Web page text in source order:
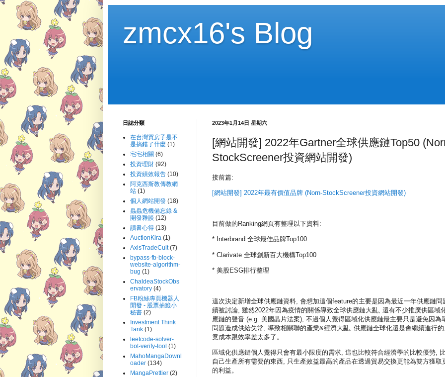
zmcx16's Blog
2023年1月14日 星期六
[網站開發] 2022年Gartner全球供應鏈Top50
StockScreener投資網站開發)
接前篇:
[網站開發] 2022年最有價值品牌 (Norn-StockScreener投資網站開發)
目前做的Ranking網頁有整理以下資料:
* Interbrand 全球最佳品牌Top100
* Clarivate 全球創新百大機構Top100
* 美股ESG排行整理
這次決定新增全球供應鏈資料, 會想加這個feature的主要是因為最近一年供應鏈問
續被討論, 雖然2022年因為疫情的關係導致全球供應鏈大亂, 還有不少推廣供區域
應鏈的聲音 (e.g. 美國晶片法案), 不過個人覺得區域化供應鏈最主要只是避免因為
問題造成供給失常, 導致相關聯的產業&經濟大亂, 供應鏈全球化還是會繼續進行
竟成本跟效率差太多了。
區域化供應鏈個人覺得只會有最小限度的需求, 這也比較符合經濟學的比較優勢,
自己生產所有需要的東西, 只生產效益最高的產品在透過貿易交換更能為雙方獲取
的利益。
日誌分類
在台灣買房子是不
是搞錯了什麼 (1)
宅宅相關 (6)
投資理財 (92)
投資績效報告 (10)
阿克西斯教傳教網
站 (1)
個人網站開發 (18)
蟲蟲危機備忘錄 &
開發雜談 (12)
讀書心得 (13)
AuctionKira (1)
AxisTradeCult (7)
bypass-fb-block-
website-algorithm-
bug (1)
ChaldeaStockObs
ervatory (4)
FB粉絲專頁機器人
開發 - 股票抽籤小
秘書 (2)
Investment Think
Tank (1)
leetcode-solver-
bot-verify-tool (1)
MahoMangaDownl
oader (134)
MangaPrettier (2)